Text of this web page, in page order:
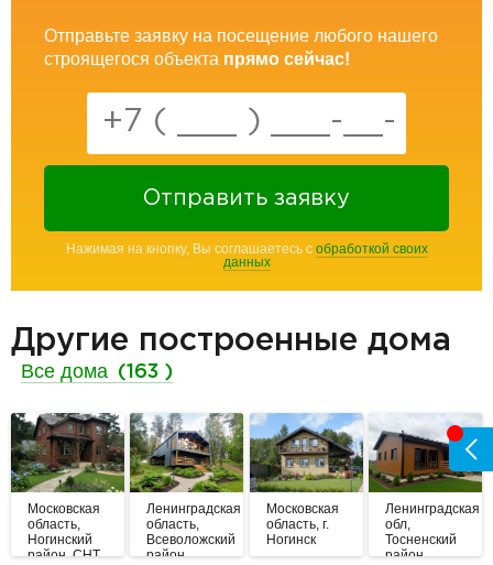
Отправьте заявку на посещение любого нашего
строящегося объекта прямо сейчас!
Отправить заявку
Нажимая на кнопку, Вы соглашаетесь с обработкой своих
данных
Другие построенные дома
Все дома (163 )
Московская
область,
Ногинский
район, СНТ
Ленинградская
область,
Всеволожский
район,
Московская
область, г.
Ногинск
Ленинградская
обл,
Тосненский
район